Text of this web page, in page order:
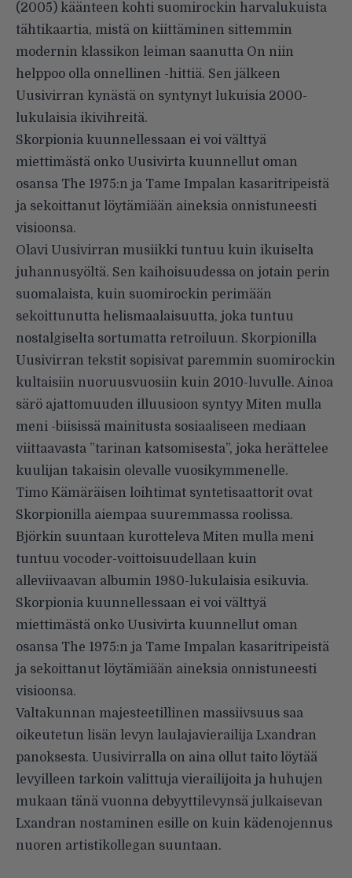
(2005) käänteen kohti suomirockin harvalukuista
tähtikaartia, mistä on kiittäminen sittemmin
modernin klassikon leiman saanutta On niin
helppoo olla onnellinen -hittiä. Sen jälkeen
Uusivirran kynästä on syntynyt lukuisia 2000-
lukulaisia ikivihreitä.
Skorpionia kuunnellessaan ei voi välttyä
miettimästä onko Uusivirta kuunnellut oman
osansa The 1975:n ja Tame Impalan kasaritripeistä
ja sekoittanut löytämiään aineksia onnistuneesti
visioonsa.
Olavi Uusivirran musiikki tuntuu kuin ikuiselta
juhannusyöltä. Sen kaihoisuudessa on jotain perin
suomalaista, kuin suomirockin perimään
sekoittunutta helismaalaisuutta, joka tuntuu
nostalgiselta sortumatta retroiluun. Skorpionilla
Uusivirran tekstit sopisivat paremmin suomirockin
kultaisiin nuoruusvuosiin kuin 2010-luvulle. Ainoa
särö ajattomuuden illuusioon syntyy Miten mulla
meni -biisissä mainitusta sosiaaliseen mediaan
viittaavasta ”tarinan katsomisesta”, joka herättelee
kuulijan takaisin olevalle vuosikymmenelle.
Timo Kämäräisen loihtimat syntetisaattorit ovat
Skorpionilla aiempaa suuremmassa roolissa.
Björkin suuntaan kurotteleva Miten mulla meni
tuntuu vocoder-voittoisuudellaan kuin
alleviivaavan albumin 1980-lukulaisia esikuvia.
Skorpionia kuunnellessaan ei voi välttyä
miettimästä onko Uusivirta kuunnellut oman
osansa The 1975:n ja Tame Impalan kasaritripeistä
ja sekoittanut löytämiään aineksia onnistuneesti
visioonsa.
Valtakunnan majesteetillinen massiivsuus saa
oikeutetun lisän levyn laulajavierailija Lxandran
panoksesta. Uusivirralla on aina ollut taito löytää
levyilleen tarkoin valittuja vierailijoita ja huhujen
mukaan tänä vuonna debyyttilevynsä julkaisevan
Lxandran nostaminen esille on kuin kädenojennus
nuoren artistikollegan suuntaan.